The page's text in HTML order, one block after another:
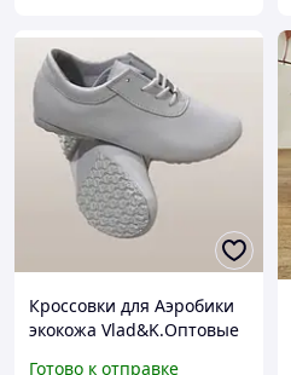
Кроссовки для Аэробики
экокожа Vlad&K.Оптовые
Готово к отправке